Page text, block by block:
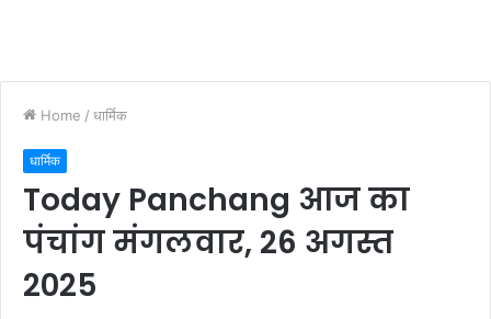
Home / धार्मिक
धार्मिक
Today Panchang आज का
पंचांग मंगलवार, 26 अगस्त
2025